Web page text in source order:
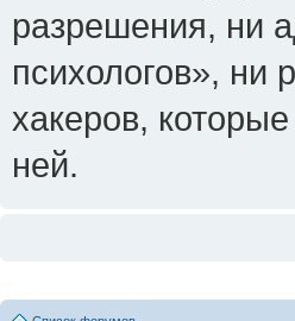
разрешения, ни
психологов», ни
хакеров,
ней.